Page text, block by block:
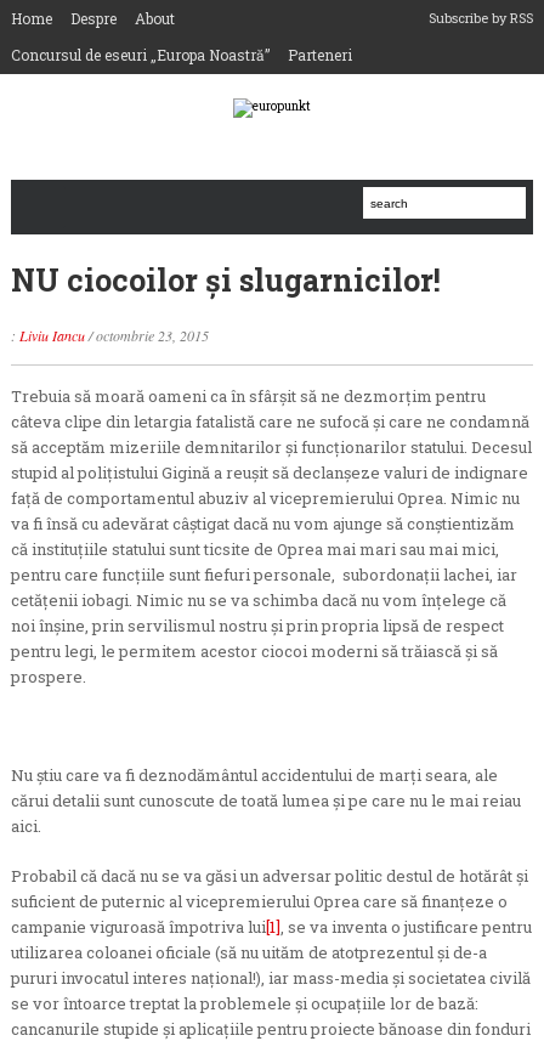
Subscribe by RSS
Home Despre
About
Concursul de eseuri „Europa Noastră”
Parteneri
NU ciocoilor şi slugarnicilor!
: Liviu Iancu/octombrie 23, 2015
Trebuia să moară oameni ca în sfârşit să ne dezmorţim pentru
câteva clipe din letargia fatalistă care ne sufocă şi care ne condamnă
să acceptăm mizeriile demnitarilor şi funcţionarilor statului. Decesul
stupid al poliţistului Gigină a reuşit să declanşeze valuri de indignare
faţă de comportamentul abuziv al vicepremierului Oprea. Nimic nu
va fi însă cu adevărat câştigat dacă nu vom ajunge să conştientizăm
că instituţiile statului sunt ticsite de Oprea mai mari sau mai mici,
pentru care funcţiile sunt fiefuri personale, subordonaţii lachei, iar
cetăţenii iobagi. Nimic nu se va schimba dacă nu vom înţelege că
noi înşine, prin servilismul nostru şi prin propria lipsă de respect
pentru legi, le permitem acestor ciocoi moderni să trăiască şi să
prospere.
Nu ştiu care va fi deznodământul accidentului de marţi seara, ale
cărui detalii sunt cunoscute de toată lumea şi pe care nu le mai reiau
aici.
Probabil că dacă nu se va găsi un adversar politic destul de hotărât şi
suficient de puternic al vicepremierului Oprea care să finanţeze o
campanie viguroasă împotriva lui[1] , se va inventa o justificare pentru
utilizarea coloanei oficiale (să nu uităm de atotprezentul şi de-a
pururi invocatul interes naţional!), iar mass-media şi societatea civilă
se vor întoarce treptat la problemele şi ocupaţiile lor de bază:
cancanurile stupide şi aplicaţiile pentru proiecte bănoase din fonduri